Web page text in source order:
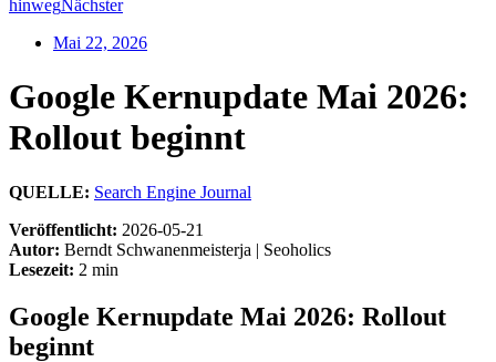
hinwegNächster
Mai 22, 2026
Google Kernupdate Mai 2026:
Rollout beginnt
QUELLE: Search Engine Journal
Veröffentlicht: 2026-05-21
Autor: Berndt Schwanenmeisterja | Seoholics
Lesezeit: 2 min
Google Kernupdate Mai 2026: Rollout
beginnt